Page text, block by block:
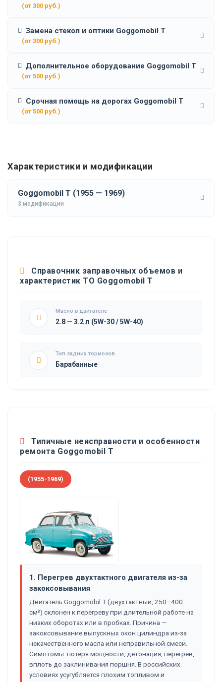
(от 300 руб.)
Замена стекол и оптики Goggomobil T
(от 300 руб.)
Дополнительное оборудование Goggomobil T
(от 500 руб.)
Срочная помощь на дорогах Goggomobil T
(от 500 руб.)
Характеристики и модификации
Goggomobil T (1955 — 1969)
3 модификации
Справочник заправочных объемов и
характеристик ТО Goggomobil T
Масло в двигателе
2.8 — 3.2 л (5W-30 / 5W-40)
Тип задних тормозов
Барабанные
Типичные неисправности и особенности
ремонта Goggomobil T
(1955-1969)
1. Перегрев двухтактного двигателя из-за
закоксовывания
Двигатель Goggomobil T (двухтактный, 250–400
см³) склонен к перегреву при длительной работе на
низких оборотах или в пробках. Причина —
закоксовывание выпускных окон цилиндра из-за
некачественного масла или неправильной смеси.
Симптомы: потеря мощности, детонация, перегрев,
вплоть до заклинивания поршня. В российских
условиях усугубляется плохим топливом и